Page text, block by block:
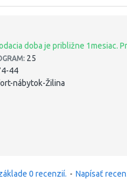
doba je približne 1mesiac.
25
44
nábytok-Žilina
0 recenzií. - Napísať